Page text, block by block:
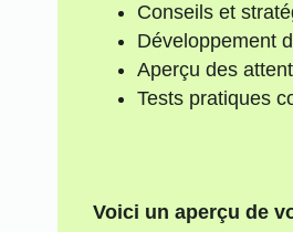
Conseils et
Développement
Aperçu des
Tests pratiques
Voici un aperçu de